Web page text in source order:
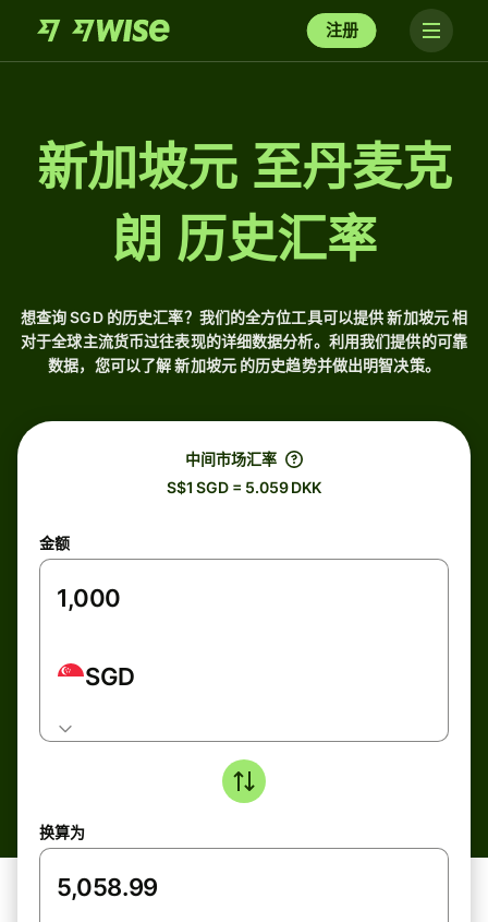
注册
新加坡元 至丹麦克
朗 历史汇率
想查询 SGD 的历史汇率？我们的全方位工具可以提供 新加坡元 相
对于全球主流货币过往表现的详细数据分析。利用我们提供的可靠
数据，您可以了解 新加坡元 的历史趋势并做出明智决策。
中间市场汇率
S$1 SGD = 5.059 DKK
金额
SGD
换算为